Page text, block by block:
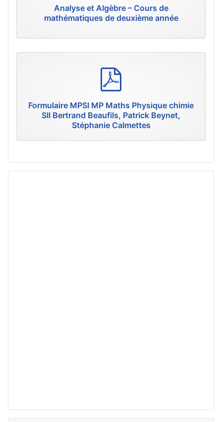
Analyse et Algèbre – Cours de
mathématiques de deuxième année
Formulaire MPSI MP Maths Physique chimie
SII Bertrand Beaufils, Patrick Beynet,
Stéphanie Calmettes